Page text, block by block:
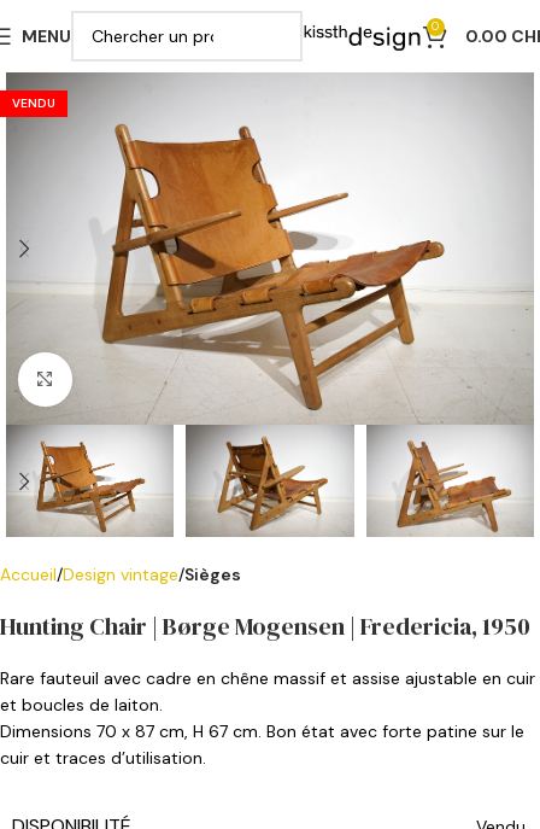
MENU 0 0.00
VENDU
Cliquer pour agrandir
Accueil Design vintage Sièges
Hunting Chair | Børge Mogensen | Fredericia, 1950
Rare fauteuil avec cadre en chêne massif et assise ajustable en cuir
et boucles de laiton.
Dimensions 70 x 87 cm, H 67 cm. Bon état avec forte patine sur le
cuir et traces d’utilisation.